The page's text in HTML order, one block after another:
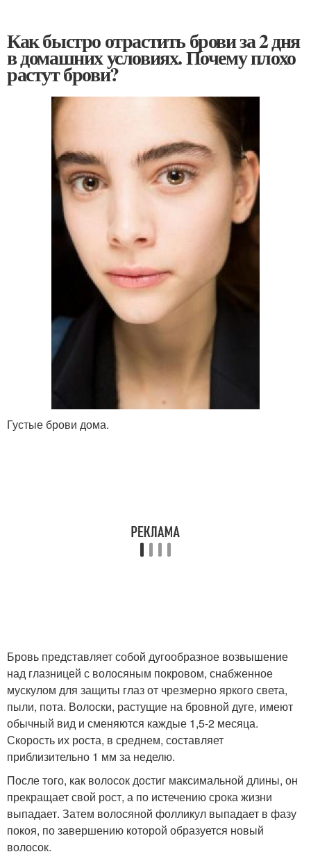
Как быстро отрастить брови за 2 дня
в домашних условиях. Почему плохо
растут брови?
Густые брови дома.
Бровь представляет собой дугообразное возвышение
над глазницей с волосяным покровом, снабженное
мускулом для защиты глаз от чрезмерно яркого света,
пыли, пота. Волоски, растущие на бровной дуге, имеют
обычный вид и сменяются каждые 1,5-2 месяца.
Скорость их роста, в среднем, составляет
приблизительно 1 мм за неделю.
После того, как волосок достиг максимальной длины, он
прекращает свой рост, а по истечению срока жизни
выпадает. Затем волосяной фолликул выпадает в фазу
покоя, по завершению которой образуется новый
волосок.